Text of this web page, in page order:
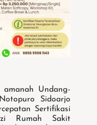
amanah Undang-
Sidoarjo
Sertifikasi
Rumah Sakit